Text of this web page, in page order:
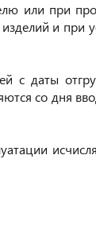
или при
и при
с даты
со дня